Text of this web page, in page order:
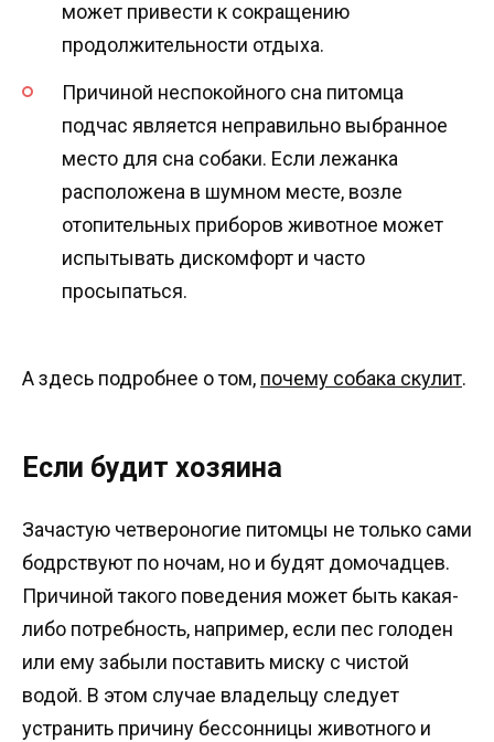
может привести к сокращению
продолжительности отдыха.
Причиной неспокойного сна питомца
подчас является неправильно выбранное
место для сна собаки. Если лежанка
расположена в шумном месте, возле
отопительных приборов животное может
испытывать дискомфорт и часто
просыпаться.
А здесь подробнее о том, почему собака скулит.
Если будит хозяина
Зачастую четвероногие питомцы не только сами
бодрствуют по ночам, но и будят домочадцев.
Причиной такого поведения может быть какая-
либо потребность, например, если пес голоден
или ему забыли поставить миску с чистой
водой. В этом случае владельцу следует
устранить причину бессонницы животного и